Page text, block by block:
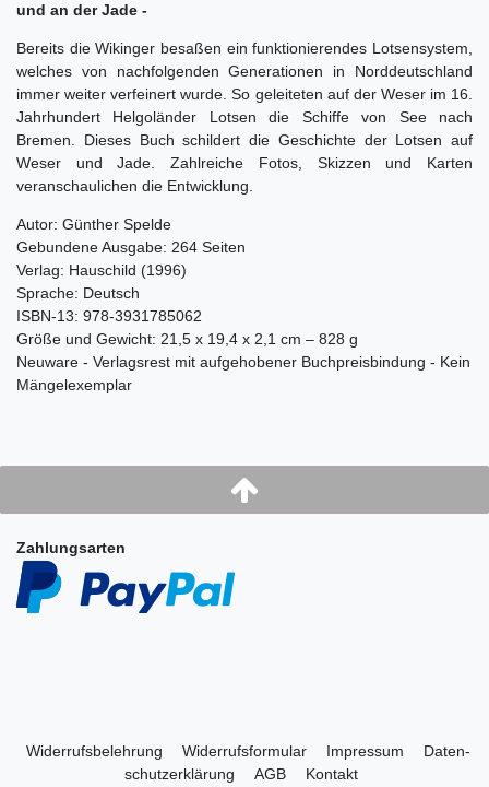
und an der Jade -
Bereits die Wikinger besaßen ein funktionierendes Lotsensystem,
welches von nachfolgenden Generationen in Norddeutschland
immer weiter verfeinert wurde. So geleiteten auf der Weser im 16.
Jahrhundert Helgoländer Lotsen die Schiffe von See nach
Bremen. Dieses Buch schildert die Geschichte der Lotsen auf
Weser und Jade. Zahlreiche Fotos, Skizzen und Karten
veranschaulichen die Entwicklung.
Autor: Günther Spelde
Gebundene Ausgabe: 264 Seiten
Verlag: Hauschild (1996)
Sprache: Deutsch
ISBN-13: 978-3931785062
Größe und Gewicht: 21,5 x 19,4 x 2,1 cm – 828 g
Neuware - Verlagsrest mit aufgehobener Buchpreisbindung - Kein
Mängelexemplar
Zahlungsarten
Widerrufs­belehrung Widerrufs­formular Impressum
Daten­
schutz­erklärung
AGB Kontakt